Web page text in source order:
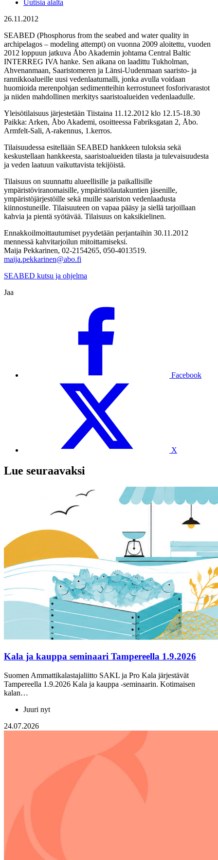
Uutisia alalta
26.11.2012
SEABED (Phosphorus from the seabed and water quality in
archipelagos – modeling attempt) on vuonna 2009 aloitettu, vuoden
2012 loppuun jatkuva Åbo Akademin johtama Central Baltic
INTERREG IVA hanke. Sen aikana on laadittu Tukholman,
Ahvenanmaan, Saaristomeren ja Länsi-Uudenmaan saaristo- ja
rannikkoalueille uusi vedenlaatumalli, jonka avulla voidaan
huomioida merenpohjan sedimentteihin kerrostuneet fosforivarastot
ja niiden mahdollinen merkitys saaristoalueiden vedenlaadulle.
Yleisötilaisuus järjestetään Tiistaina 11.12.2012 klo 12.15-18.30
Paikka: Arken, Åbo Akademi, osoitteessa Fabriksgatan 2, Åbo.
Armfelt-Sali, A-rakennus, 1.kerros.
Tilaisuudessa esitellään SEABED hankkeen tuloksia sekä
keskustellaan hankkeesta, saaristoalueiden tilasta ja tulevaisuudesta
ja veden laatuun vaikuttavista tekijöistä.
Tilaisuus on suunnattu alueellisille ja paikallisille
ympäristöviranomaisille, ympäristölautakuntien jäsenille,
ympäristöjärjestöille sekä muille saariston vedenlaadusta
kiinnostuneille. Tilaisuuteen on vapaa pääsy ja siellä tarjoillaan
kahvia ja pientä syötävää. Tilaisuus on kaksikielinen.
Ennakkoilmoittautumiset pyydetään perjantaihin 30.11.2012
mennessä kahvitarjoilun mitoittamiseksi.
Maija Pekkarinen, 02-2154265, 050-4013519.
maija.pekkarinen@abo.fi
SEABED kutsu ja ohjelma
Jaa
Facebook
X
Lue seuraavaksi
Kala ja kauppa seminaari Tampereella 1.9.2026
Suomen Ammattikalastajaliitto SAKL ja Pro Kala järjestävät
Tampereella 1.9.2026 Kala ja kauppa -seminaarin. Kotimaisen
kalan…
Juuri nyt
24.07.2026